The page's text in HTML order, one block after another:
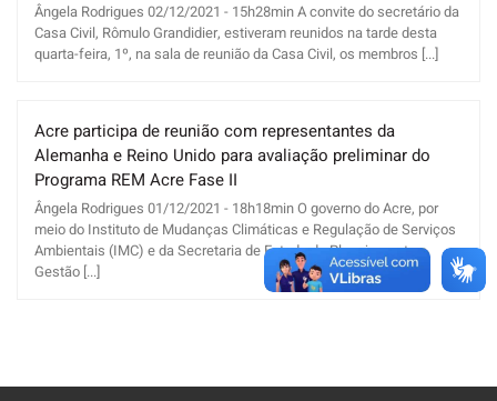
Ângela Rodrigues 02/12/2021 - 15h28min A convite do secretário da
Casa Civil, Rômulo Grandidier, estiveram reunidos na tarde desta
quarta-feira, 1º, na sala de reunião da Casa Civil, os membros [...]
Acre participa de reunião com representantes da
Alemanha e Reino Unido para avaliação preliminar do
Programa REM Acre Fase II
Ângela Rodrigues 01/12/2021 - 18h18min O governo do Acre, por
meio do Instituto de Mudanças Climáticas e Regulação de Serviços
Ambientais (IMC) e da Secretaria de Estado de Planejamento e
Gestão [...]